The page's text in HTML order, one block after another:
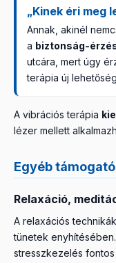
„Kinek éri meg
Annak, akinél
a biztonság-
utcára, mert úgy
terápia új
A vibrációs terápia
lézer mellett
Egyéb
Relaxáció,
A relaxációs
tünetek
stresszkezelés